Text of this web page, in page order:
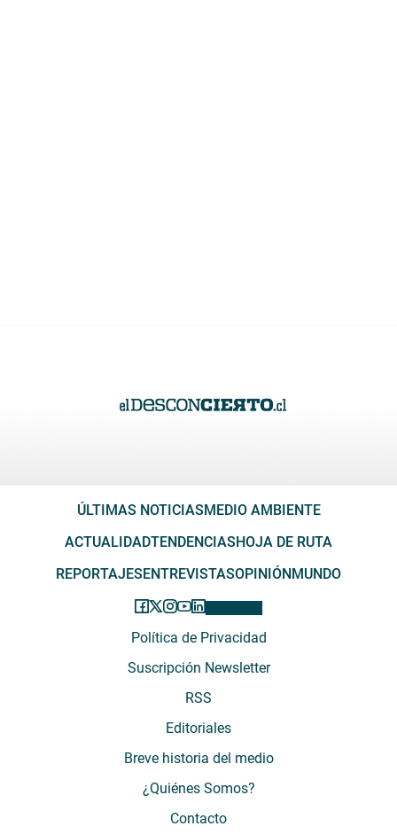
ÚLTIMAS NOTICIAS MEDIO AMBIENTE
ACTUALIDADTENDENCIAS HOJA DE RUTA
REPORTAJES ENTREVISTASOPINIÓN MUNDO
Política de Privacidad
Suscripción Newsletter
RSS
Editoriales
Breve historia del medio
¿Quiénes Somos?
Contacto